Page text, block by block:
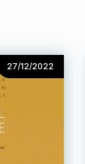
27/12/2022